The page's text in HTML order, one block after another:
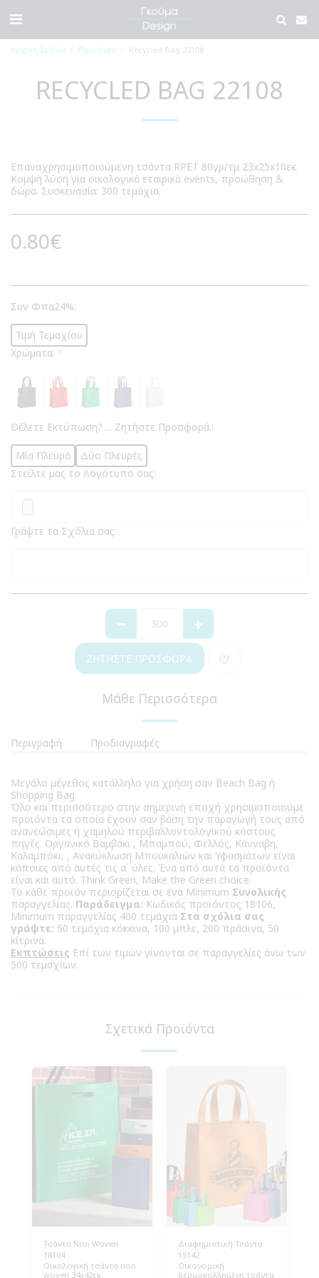
Αρχική Σελίδα Προϊόντα Recycled Bag 22108
RECYCLED BAG 22108
Επαναχρησιμοποιούμενη τσάντα RPET 80γρ/τμ 23x25x10εκ.
Κομψή λύση για οικολογικά εταιρικά events, προώθηση &
δώρα. Συσκευασία: 300 τεμάχια.
0.80€
Συν Φπα24%:
Τιμή Τεμαχίου
Χρώματα: *
Θέλετε Εκτύπωση? ... Ζητήστε Προσφορά.:
Μία Πλευρά
Δύο Πλευρές
Στείλτε μας το Λογότυπο σας:
Γράψτε τα Σχόλια σας:
ΖΗΤΉΣΤΕ ΠΡΟΣΦΟΡΆ
Μάθε Περισσότερα
Περιγραφή Προδιαγραφές
Μεγάλο μέγεθος κατάλληλο για χρήση σαν Beach Bag ή
Shopping Bag.
Όλο και περισσότερο στην σημερινή εποχή χρησιμοποιούμε
προϊόντα τα οποία έχουν σαν βάση την παραγωγή τους από
ανανεώσιμες ή χαμηλού περιβαλλοντολογικού κόστους
πηγές. Οργανικό Βαμβάκι , Μπαμπού, Φελλός, Κάνναβη,
Καλαμπόκι, , Ανακύκλωση Μπουκαλιών και Υφασμάτων είναι
κάποιες από αυτές τις α΄ ύλες. Ένα από αυτά τα προϊόντα
είναι και αυτό. Think Green, Make the Green choice.
Το κάθε προϊόν περιορίζεται σε ένα Minimum Συνολικής
παραγγελίας. Παράδειγμα: Κωδικός προϊόντος 18106,
Minimum παραγγελίας 400 τεμάχια Στα σχόλια σας
γράψτε: 50 τεμάχια κόκκινα, 100 μπλε, 200 πράσινα, 50
κίτρινα.
Εκπτώσεις Επί των τιμών γίνονται σε παραγγελίες άνω των
500 τεμαχίων.
Σχετικά Προϊόντα
Τσάντα Non Woven
18104
Οικολογική τσάντα non
woven 34x42εκ.
Διαφημιστική Τσάντα
15142
Οικονομική
θερμοκολλημένη τσάντα